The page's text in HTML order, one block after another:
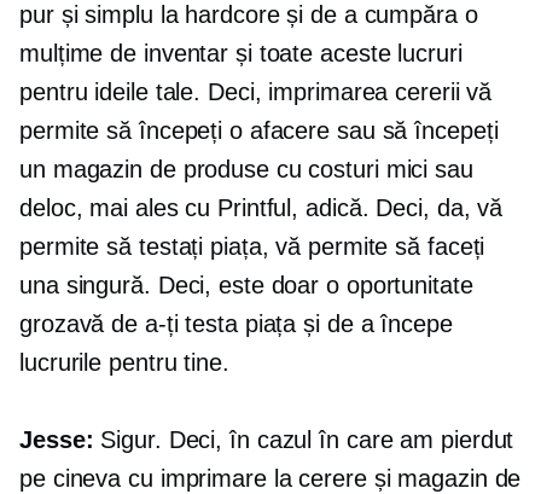
pur și simplu la hardcore și de a cumpăra o
mulțime de inventar și toate aceste lucruri
pentru ideile tale. Deci, imprimarea cererii vă
permite să începeți o afacere sau să începeți
un magazin de produse cu costuri mici sau
deloc, mai ales cu Printful, adică. Deci, da, vă
permite să testați piața, vă permite să faceți
una singură. Deci, este doar o oportunitate
grozavă de a-ți testa piața și de a începe
lucrurile pentru tine.
Jesse: Sigur. Deci, în cazul în care am pierdut
pe cineva cu imprimare la cerere și magazin de